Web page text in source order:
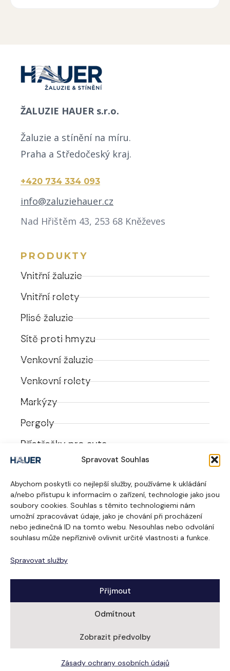
Spravovat Souhlas
Abychom poskytli co nejlepší služby, používáme k ukládání
a/nebo přístupu k informacím o zařízení, technologie jako jsou
soubory cookies. Souhlas s těmito technologiemi nám
umožní zpracovávat údaje, jako je chování při procházení
nebo jedinečná ID na tomto webu. Nesouhlas nebo odvolání
souhlasu může nepříznivě ovlivnit určité vlastnosti a funkce.
Spravovat služby
Přijmout
Odmítnout
Zobrazit předvolby
Zásady ochrany osobních údajů
ŽALUZIE HAUER s.r.o.
Žaluzie a stínění na míru.
Praha a Středočeský kraj.
+420 734 334 093
info@zaluziehauer.cz
Nad Hřištěm 43, 253 68 Kněževes
PRODUKTY
Vnitřní žaluzie
Vnitřní rolety
Plisé žaluzie
Sítě proti hmyzu
Venkovní žaluzie
Venkovní rolety
Markýzy
Pergoly
Přístřešky pro auta
UŽITEČNÉ ODKAZY
O nás
Realizace
Dodavatelé
Kontakt
Ochrana osobních údajů
Ochrana osobních údajů